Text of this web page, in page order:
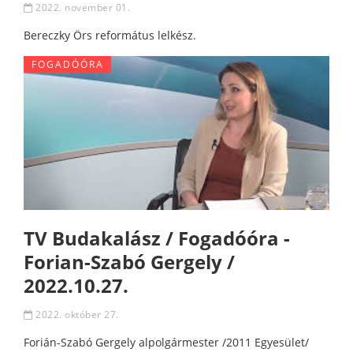
2022. november 01.
Bereczky Örs református lelkész.
FOGADÓÓRA
TV Budakalász / Fogadóóra -
Forian-Szabó Gergely /
2022.10.27.
2022. október 27.
Forián-Szabó Gergely alpolgármester /2011 Egyesület/